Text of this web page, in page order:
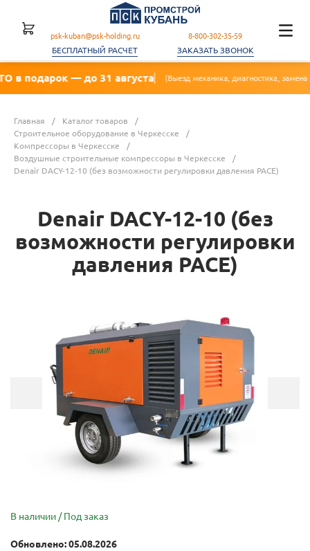
— до 31 августа (Выезд механика, диагностика, замена масла, фильтра)
psk-kuban@psk-holding.ru
БЕСПЛАТНЫЙ РАСЧЕТ
8-800-302-35-59
ЗАКАЗАТЬ ЗВОНОК
Главная / Каталог товаров
/
Строительное оборудование в Черкесске
/
Компрессоры в Черкесске
/
Воздушные строительные компрессоры в Черкесске
/
Denair DACY-12-10 (без возможности регулировки давления PACE)
Denair DACY-12-10 (без
возможности регулировки
давления PACE)
В наличии / Под заказ
Обновлено: 05.08.2026